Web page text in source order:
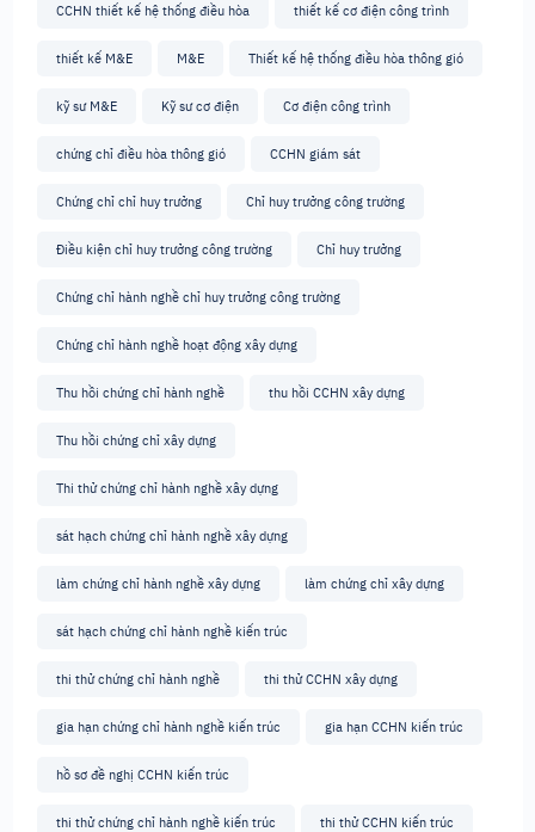
CCHN thiết kế hệ thống điều hòa thiết kế cơ điện công trình
thiết kế M&E M&E Thiết kế hệ thống điều hòa thông gió
kỹ sư M&E Kỹ sư cơ điện Cơ điện công trình
chứng chỉ điều hòa thông gió CCHN giám sát
Chứng chỉ chỉ huy trưởng Chỉ huy trưởng công trường
Điều kiện chỉ huy trưởng công trường Chỉ huy trưởng
Chứng chỉ hành nghề chỉ huy trưởng công trường
Chứng chỉ hành nghề hoạt động xây dựng
Thu hồi chứng chỉ hành nghề thu hồi CCHN xây dựng
Thu hồi chứng chỉ xây dựng
Thi thử chứng chỉ hành nghề xây dựng
sát hạch chứng chỉ hành nghề xây dựng
làm chứng chỉ hành nghề xây dựng làm chứng chỉ xây dựng
sát hạch chứng chỉ hành nghề kiến trúc
thi thử chứng chỉ hành nghề thi thử CCHN xây dựng
gia hạn chứng chỉ hành nghề kiến trúc gia hạn CCHN kiến trúc
hồ sơ đề nghị CCHN kiến trúc
thi thử chứng chỉ hành nghề kiến trúc thi thử CCHN kiến trúc